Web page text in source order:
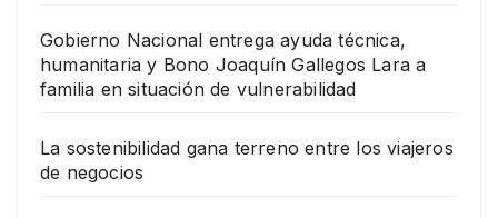
Gobierno Nacional entrega ayuda técnica,
humanitaria y Bono Joaquín Gallegos Lara a
familia en situación de vulnerabilidad
La sostenibilidad gana terreno entre los viajeros
de negocios